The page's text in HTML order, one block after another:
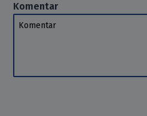
Komentar
Komentar